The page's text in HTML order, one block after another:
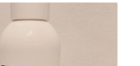
290 Ft